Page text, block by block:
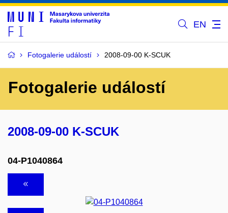
EN
Fotogalerie událostí 2008-09-00 K-SCUK
Fotogalerie událostí
2008-09-00 K-SCUK
04-P1040864